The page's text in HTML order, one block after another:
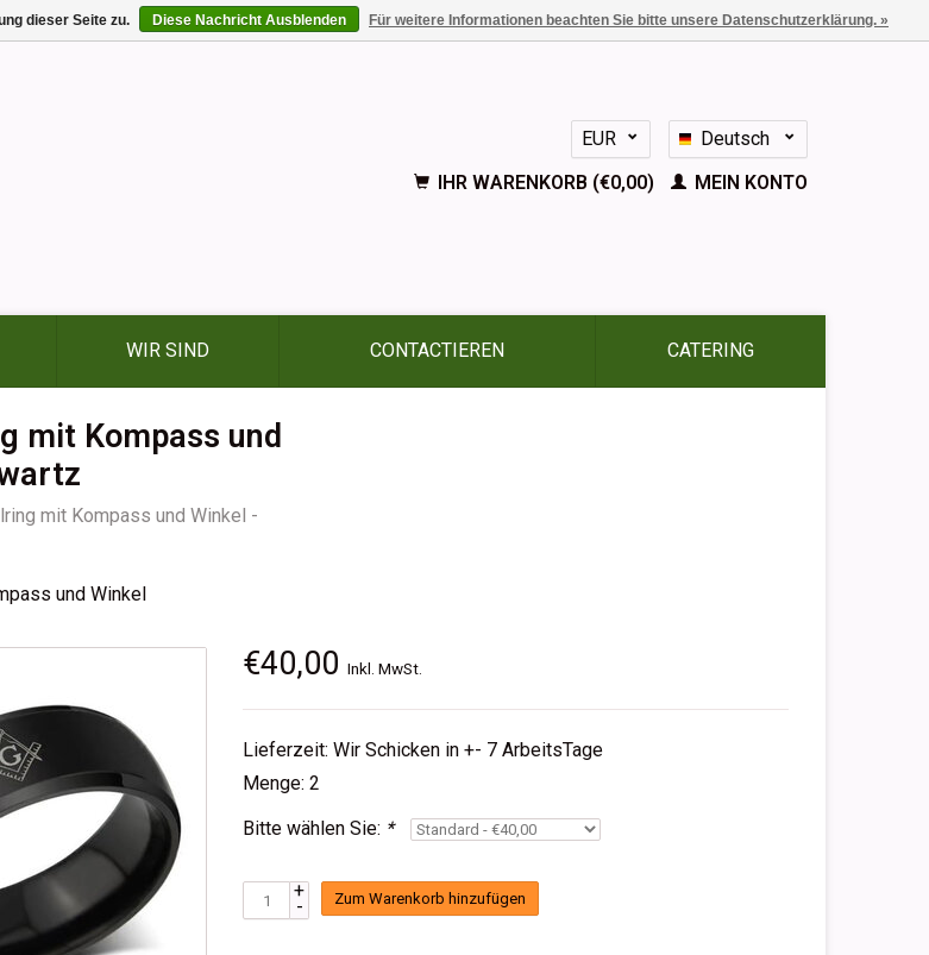
EUR
GBP
Deutsch
Nederlands
English
IHR WARENKORB (€0,00) MEIN KONTO
WIR SIND CONTACTIEREN CATERING
mit Kompass und
mit Kompass und Winkel -
und Winkel
€40,00Inkl. MwSt.
Lieferzeit: Wir Schicken in +- 7 ArbeitsTage
Menge: 2
Bitte wählen Sie: *
+
- Zum Warenkorb hinzufügen
dieser Seite zu. Diese Nachricht Ausblenden Für weitere Informationen beachten Sie bitte unsere Datenschutzerklärung. »